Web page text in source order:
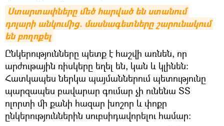
Ստարտափները մեծ հարված են ստանում
դոլարի անկումից. մասնագետները շարունակում
են բողոքել
Ընկերությունները պետք է հաշվի առնեն, որ
արժութային ռիսկերը եղել են, կան և կլինեն։
Հատկապես ներկա պայմաններում պետությունը
պարզապես բավարար գումար չի ունենա ՏՏ
ոլորտի մի քանի հազար խոշոր և փոքր
ընկերություններին սուբսիդավորելու համար։